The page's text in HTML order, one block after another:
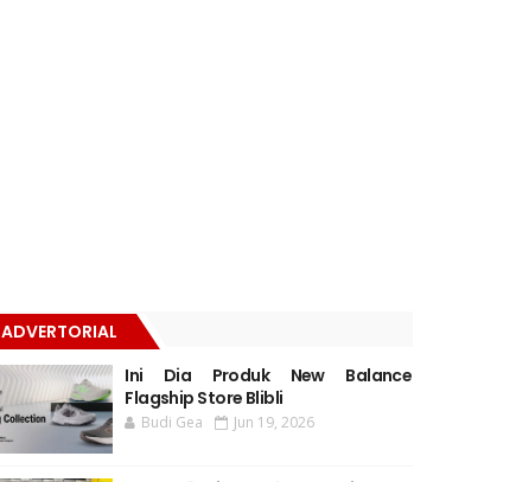
ADVERTORIAL
Ini Dia Produk New Balance
Flagship Store Blibli
Budi Gea Jun 19, 2026